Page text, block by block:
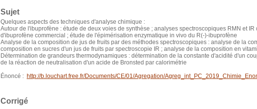
Sujet
Quelques aspects des techniques d'analyse chimique :
Autour de l'ibuprofène : étude de deux voies de synthèse ; analyses spectroscopiques RMN et
d'ibuprofène commercial ; étude de l'épimérisation enzymatique in vivo du R(-)-ibuprofène
Analyse de la composition de jus de fruits par des méthodes spectroscopiques : analyse de la
composition en sucres d'un jus de fruits par spectroscopie IR ; analyse de la composition en
Détermination de grandeurs thermodynamiques : détermination de la constante d'acidité d'un
de la réaction de neutralisation d'un acide de Bronsted par calorimétrie
Énoncé : http://b.louchart.free.fr/Documents/CE/01/Agregation/
Corrigé